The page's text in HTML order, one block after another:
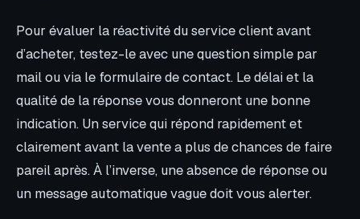
Pour évaluer la réactivité du service client avant
d’acheter, testez-le avec une question simple par
mail ou via le formulaire de contact. Le délai et la
qualité de la réponse vous donneront une bonne
indication. Un service qui répond rapidement et
clairement avant la vente a plus de chances de faire
pareil après. À l’inverse, une absence de réponse ou
un message automatique vague doit vous alerter.